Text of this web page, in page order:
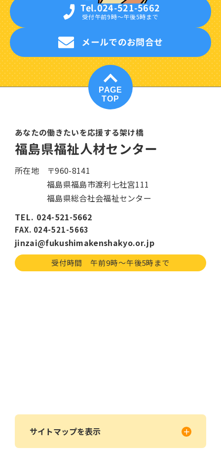
Tel.024-521-5662
受付午前9時〜午後5時まで
メールでのお問合せ
PAGE
TOP
あなたの働きたいを応援する架け橋
福島県福祉人材センター
所在地
〒960-8141
福島県福島市渡利七社宮111
福島県総合社会福祉センター
TEL. 024-521-5662
FAX. 024-521-5663
jinzai@fukushimakenshakyo.or.jp
受付時間 午前9時〜午後5時まで
サイトマップを表示